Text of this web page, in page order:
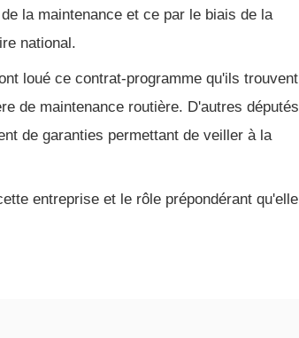
la maintenance et ce par le biais de la
national.
loué ce contrat-programme qu'ils trouvent
de maintenance routière. D'autres députés
de garanties permettant de veiller à la
entreprise et le rôle prépondérant qu'elle